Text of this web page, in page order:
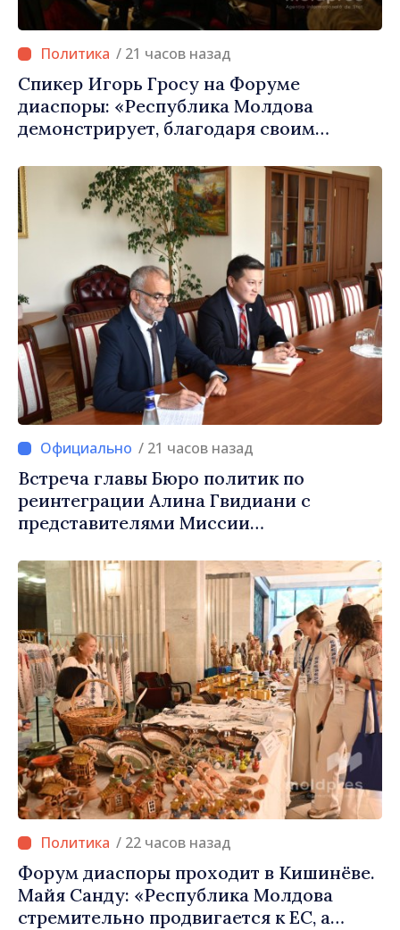
/ 21 часов назад
Спикер Игорь Гросу на Форуме
диаспоры: «Республика Молдова
демонстрирует, благодаря своим
заслуживает стать частью большой
европейской семьи»
/ 21 часов назад
Встреча главы Бюро политик по
реинтеграции Алина Гвидиани с
представителями Миссии
Креста в Молдове
/ 22 часов назад
Форум диаспоры проходит в Кишинёве.
Майя Санду: «Республика Молдова
стремительно продвигается к ЕС, а